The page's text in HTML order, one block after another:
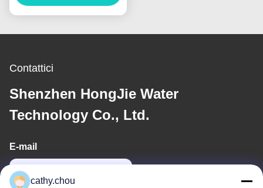
consumo energetico
Contattici
Shenzhen HongJie Water
Technology Co., Ltd.
E-mail
cathy.chou